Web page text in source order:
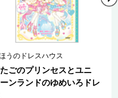
うのドレスハウス
ごのプリンセスとユニ
ンランドのゆめいろドレ